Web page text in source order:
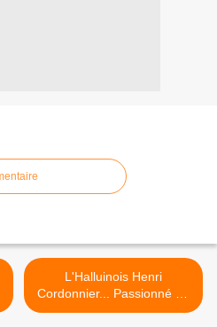
L'Halluinois Henri
Cordonnier... Passionné de
Modélisme. >